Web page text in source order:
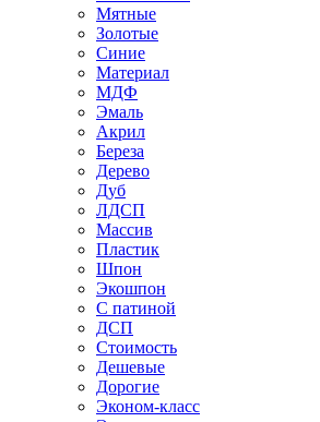
Мятные
Золотые
Синие
Материал
МДФ
Эмаль
Акрил
Береза
Дерево
Дуб
ЛДСП
Массив
Пластик
Шпон
Экошпон
С патиной
ДСП
Стоимость
Дешевые
Дорогие
Эконом-класс